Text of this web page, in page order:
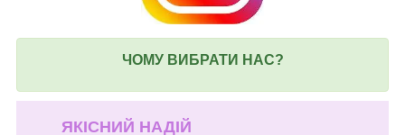
ЧОМУ ВИБРАТИ НАС?
ЯКІСНИЙ НАДІЙ